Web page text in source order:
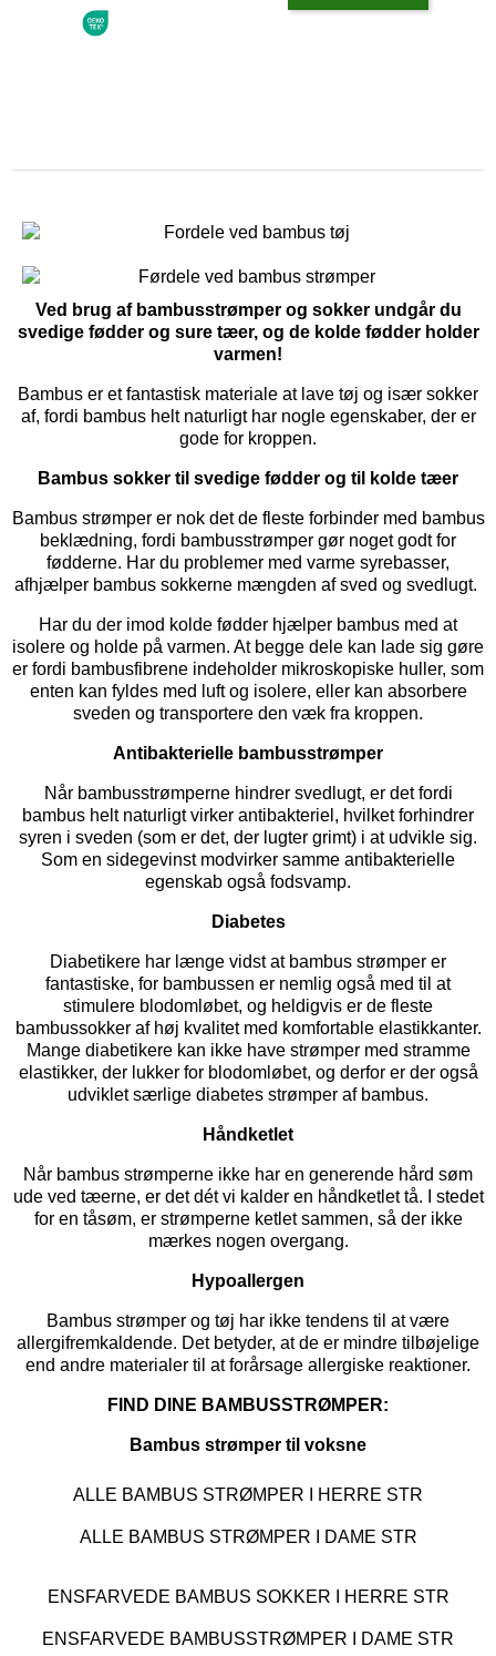
Ved brug af bambusstrømper og sokker undgår du
svedige fødder og sure tæer, og de kolde fødder holder
varmen!
Bambus er et fantastisk materiale at lave tøj og især sokker
af, fordi bambus helt naturligt har nogle egenskaber, der er
gode for kroppen.
Bambus sokker til svedige fødder og til kolde tæer
Bambus strømper er nok det de fleste forbinder med bambus
beklædning, fordi bambusstrømper gør noget godt for
fødderne. Har du problemer med varme syrebasser,
afhjælper bambus sokkerne mængden af sved og svedlugt.
Har du der imod kolde fødder hjælper bambus med at
isolere og holde på varmen. At begge dele kan lade sig gøre
er fordi bambusfibrene indeholder mikroskopiske huller, som
enten kan fyldes med luft og isolere, eller kan absorbere
sveden og transportere den væk fra kroppen.
Antibakterielle bambusstrømper
Når bambusstrømperne hindrer svedlugt, er det fordi
bambus helt naturligt virker antibakteriel, hvilket forhindrer
syren i sveden (som er det, der lugter grimt) i at udvikle sig.
Som en sidegevinst modvirker samme antibakterielle
egenskab også fodsvamp.
Diabetes
Diabetikere har længe vidst at bambus strømper er
fantastiske, for bambussen er nemlig også med til at
stimulere blodomløbet, og heldigvis er de fleste
bambussokker af høj kvalitet med komfortable elastikkanter.
Mange diabetikere kan ikke have strømper med stramme
elastikker, der lukker for blodomløbet, og derfor er der også
udviklet særlige diabetes strømper af bambus.
Håndketlet
Når bambus strømperne ikke har en generende hård søm
ude ved tæerne, er det dét vi kalder en håndketlet tå. I stedet
for en tåsøm, er strømperne ketlet sammen, så der ikke
mærkes nogen overgang.
Hypoallergen
Bambus strømper og tøj har ikke tendens til at være
allergifremkaldende. Det betyder, at de er mindre tilbøjelige
end andre materialer til at forårsage allergiske reaktioner.
FIND DINE BAMBUSSTRØMPER:
Bambus strømper til voksne
ALLE BAMBUS STRØMPER I HERRE STR
ALLE BAMBUS STRØMPER I DAME STR
ENSFARVEDE BAMBUS SOKKER I HERRE STR
ENSFARVEDE BAMBUSSTRØMPER I DAME STR